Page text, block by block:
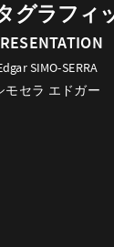
グラフィ
SIMO-SERRA
モセラ エドガー